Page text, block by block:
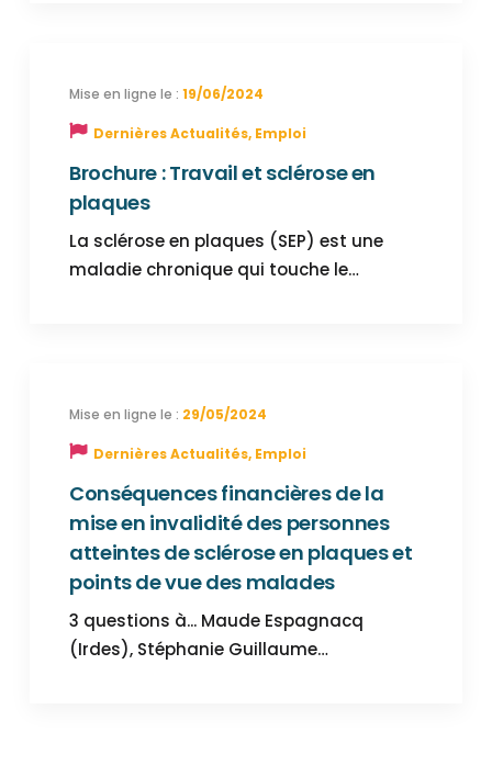
19/06/2024
Dernières Actualités, Emploi
Brochure : Travail et sclérose en
plaques
La sclérose en plaques (SEP) est une
maladie chronique qui touche le…
29/05/2024
Dernières Actualités, Emploi
Conséquences financières de la
mise en invalidité des personnes
atteintes de sclérose en plaques et
points de vue des malades
3 questions à... Maude Espagnacq
(Irdes), Stéphanie Guillaume…